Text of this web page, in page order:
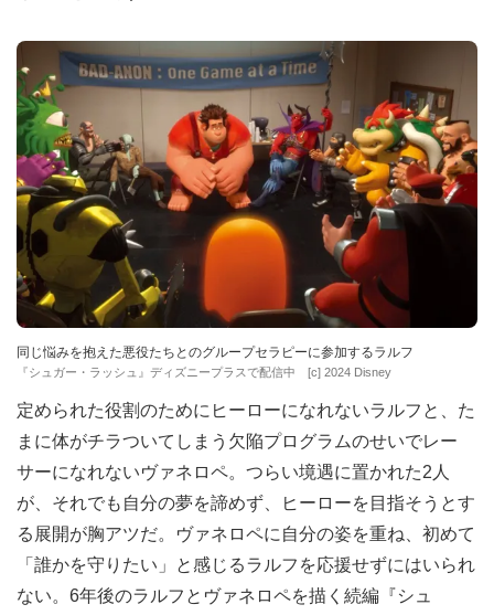
同じ悩みを抱えた悪役たちとのグループセラピーに参加するラルフ
『シュガー・ラッシュ』ディズニープラスで配信中 [c] 2024 Disney
定められた役割のためにヒーローになれないラルフと、た
まに体がチラついてしまう欠陥プログラムのせいでレー
サーになれないヴァネロペ。つらい境遇に置かれた2人
が、それでも自分の夢を諦めず、ヒーローを目指そうとす
る展開が胸アツだ。ヴァネロペに自分の姿を重ね、初めて
「誰かを守りたい」と感じるラルフを応援せずにはいられ
ない。6年後のラルフとヴァネロペを描く続編『シュ